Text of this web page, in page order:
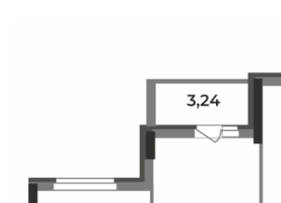
Выбор недвижимости